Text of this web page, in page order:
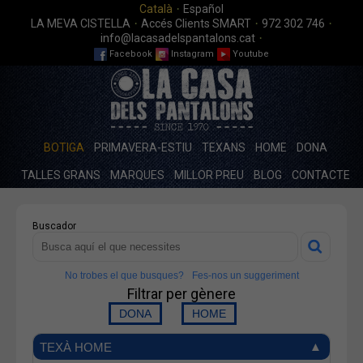
Català · Español
LA MEVA CISTELLA · Accés Clients SMART · 972 302 746 ·
info@lacasadelspantalons.cat ·
Facebook Instagram Youtube
BOTIGA PRIMAVERA-ESTIU TEXANS HOME DONA
TALLES GRANS MARQUES MILLOR PREU BLOG CONTACTE
Buscador
No trobes el que busques? Fes-nos un suggeriment
Filtrar per gènere
TEXÀ HOME